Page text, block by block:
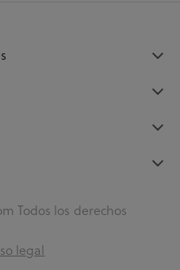
Todos los derechos
legal